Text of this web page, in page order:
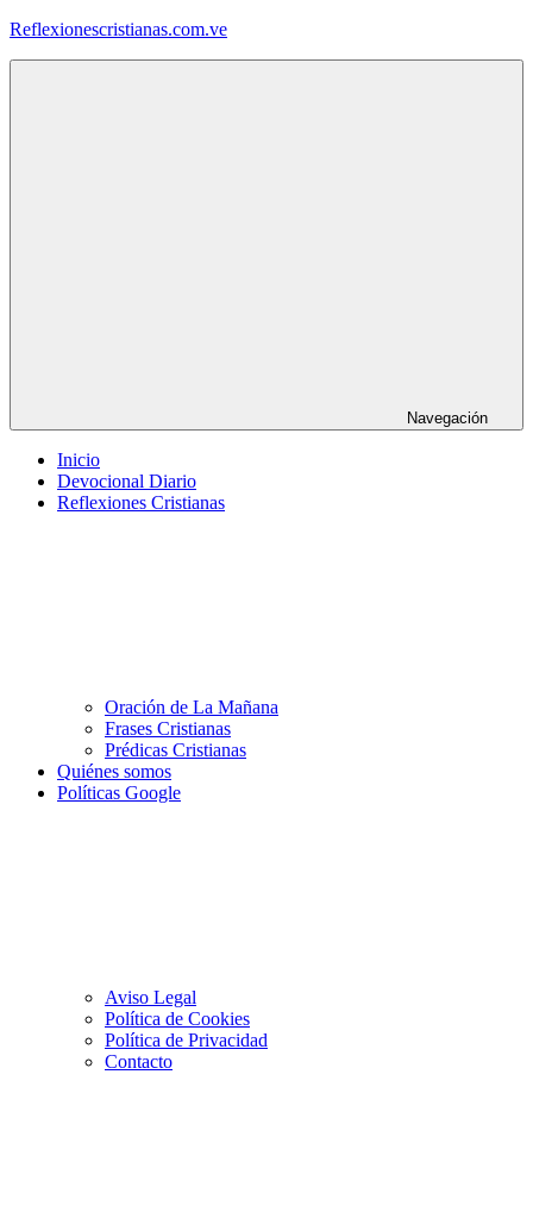
Saltar
Reflexionescristianas.com.ve
Navegación
Inicio
Devocional Diario
Reflexiones Cristianas
Oración de La Mañana
Frases Cristianas
Prédicas Cristianas
Quiénes somos
Políticas Google
Aviso Legal
Política de Cookies
Política de Privacidad
Contacto